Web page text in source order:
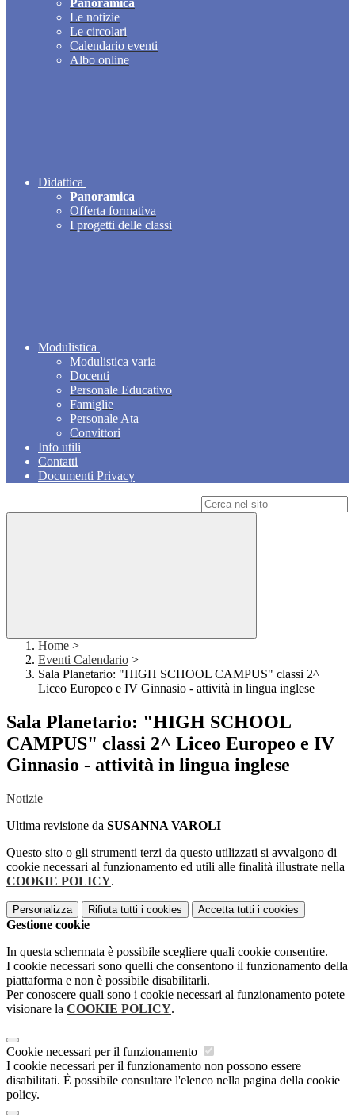
Panoramica
Le notizie
Le circolari
Calendario eventi
Albo online
Didattica
Panoramica
Offerta formativa
I progetti delle classi
Modulistica
Modulistica varia
Docenti
Personale Educativo
Famiglie
Personale Ata
Convittori
Info utili
Contatti
Documenti Privacy
Home >
Eventi Calendario >
Sala Planetario: "HIGH SCHOOL CAMPUS" classi 2^
Liceo Europeo e IV Ginnasio - attività in lingua inglese
Sala Planetario: "HIGH SCHOOL
CAMPUS" classi 2^ Liceo Europeo e IV
Ginnasio - attività in lingua inglese
Notizie
Ultima revisione da SUSANNA VAROLI
Questo sito o gli strumenti terzi da questo utilizzati si avvalgono di
cookie necessari al funzionamento ed utili alle finalità illustrate nella
COOKIE POLICY.
Personalizza Rifiuta tutti i cookies Accetta tutti i cookies
Gestione cookie
In questa schermata è possibile scegliere quali cookie consentire.
I cookie necessari sono quelli che consentono il funzionamento della
piattaforma e non è possibile disabilitarli.
Per conoscere quali sono i cookie necessari al funzionamento potete
visionare la COOKIE POLICY.
Cookie necessari per il funzionamento
I cookie necessari per il funzionamento non possono essere
disabilitati. È possibile consultare l'elenco nella pagina della cookie
policy.